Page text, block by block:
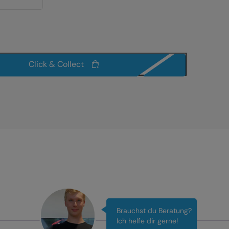
Click & Collect
Brauchst du Beratung?
Ich helfe dir gerne!